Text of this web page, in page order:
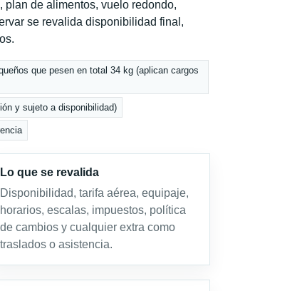
de alimentos, vuelo redondo,
se revalida disponibilidad final,
que pesen en total 34 kg (aplican cargos
y sujeto a disponibilidad)
Lo que se revalida
Disponibilidad, tarifa aérea, equipaje,
horarios, escalas, impuestos, política
de cambios y cualquier extra como
traslados o asistencia.